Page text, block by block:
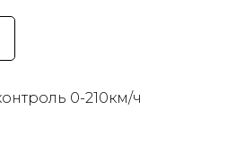
0-210км/ч